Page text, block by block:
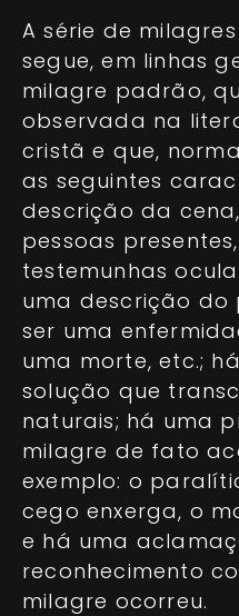
A série de
segue, em linhas
milagre padrão,
observada na
cristã e que,
as seguintes
descrição da
pessoas
testemunhas
uma descrição do
ser uma
uma morte, etc.;
solução que
naturais; há uma
milagre de fato
exemplo: o
cego enxerga, o
e há uma
reconhecimento
milagre ocorreu.